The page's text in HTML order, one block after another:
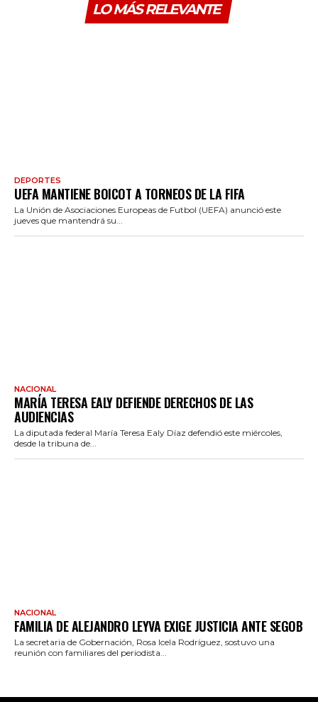
LO MÁS RELEVANTE
DEPORTES
UEFA MANTIENE BOICOT A TORNEOS DE LA FIFA
La Unión de Asociaciones Europeas de Futbol (UEFA) anunció este
jueves que mantendrá su...
NACIONAL
MARÍA TERESA EALY DEFIENDE DERECHOS DE LAS
AUDIENCIAS
La diputada federal María Teresa Ealy Díaz defendió este miércoles,
desde la tribuna de...
NACIONAL
FAMILIA DE ALEJANDRO LEYVA EXIGE JUSTICIA ANTE SEGOB
La secretaria de Gobernación, Rosa Icela Rodríguez, sostuvo una
reunión con familiares del periodista...